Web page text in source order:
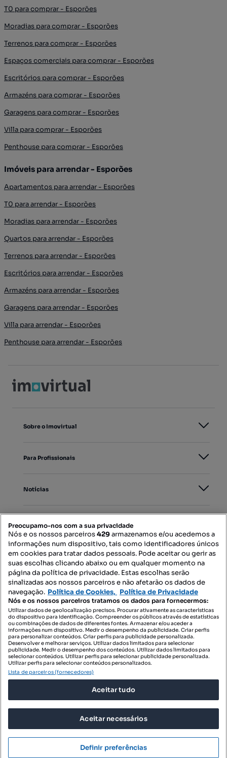
T0 para comprar - Esporões
Moradias para comprar - Esporões
Terrenos para comprar - Esporões
Espaços comerciais para comprar - Esporões
Escritórios para comprar - Esporões
Armazéns para comprar - Esporões
Garagens para comprar - Esporões
Villa para comprar - Esporões
Penthouse para comprar - Esporões
Imóveis para arrendar - Esporões
Apartamentos para arrendar - Esporões
T0 para arrendar - Esporões
Moradias para arrendar - Esporões
Quartos para arrendar - Esporões
Terrenos para arrendar - Esporões
Escritórios para arrendar - Esporões
Armazéns para arrendar - Esporões
Garagens para arrendar - Esporões
Villa para arrendar - Esporões
Penthouse para arrendar - Esporões
Sobre o Imovirtual
Para Profissionais
Notícias
Mapa do Site
Contacte-nos
SIGA-NOS:
DESCARREGAR NA:
© 2026 Imovirtual.com, OLX Portugal, S.A.
TERMOS DE UTILIZAÇÃO
POLÍTICA DE PRIVACIDADE
Preocupamo-nos com a sua privacidade
Nós e os nossos parceiros429armazenamos e/ou acedemos a
informações num dispositivo, tais como identificadores únicos
em cookies para tratar dados pessoais. Pode aceitar ou gerir as
suas escolhas clicando abaixo ou em qualquer momento na
página da política de privacidade. Estas escolhas serão
sinalizadas aos nossos parceiros e não afetarão os dados de
navegação. Política de Cookies, Política de Privacidade
Nós e os nossos parceiros tratamos os dados para fornecermos:
Utilizar dados de geolocalização precisos. Procurar ativamente as características
do dispositivo para identificação. Compreender os públicos através de estatísticas
ou combinações de dados de diferentes fontes. Armazenar e/ou aceder a
informações num dispositivo. Medir o desempenho da publicidade. Criar perfis
para personalizar conteúdos. Criar perfis para publicidade personalizada.
Desenvolver e melhorar serviços. Utilizar dados limitados para selecionar
publicidade. Medir o desempenho dos conteúdos. Utilizar dados limitados para
selecionar conteúdos. Utilizar perfis para selecionar publicidade personalizada.
Utilizar perfis para selecionar conteúdos personalizados.
Lista de parceiros (fornecedores)
Aceitar tudo
Aceitar necessários
Definir preferências